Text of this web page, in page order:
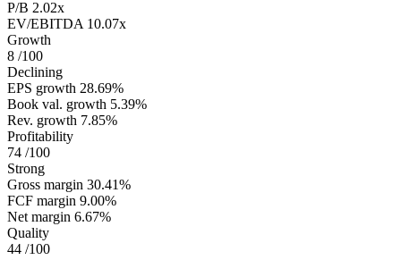
P/B 2.02x
EV/EBITDA 10.07x
Growth
8 /100
Declining
EPS growth 28.69%
Book val. growth 5.39%
Rev. growth 7.85%
Profitability
74 /100
Strong
Gross margin 30.41%
FCF margin 9.00%
Net margin 6.67%
Quality
44 /100